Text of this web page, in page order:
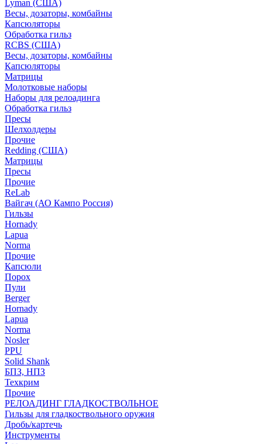
Lyman (США)
Весы, дозаторы, комбайны
Капсюляторы
Обработка гильз
RCBS (США)
Весы, дозаторы, комбайны
Капсюляторы
Матрицы
Молотковые наборы
Наборы для релоадинга
Обработка гильз
Пресы
Шелхолдеры
Прочие
Redding (США)
Матрицы
Пресы
Прочие
ReLab
Вайгач (АО Кампо Россия)
Гильзы
Hornady
Lapua
Norma
Прочие
Капсюли
Порох
Пули
Berger
Hornady
Lapua
Norma
Nosler
PPU
Solid Shank
БПЗ, НПЗ
Техкрим
Прочие
РЕЛОАДИНГ ГЛАДКОСТВОЛЬНОЕ
Гильзы для гладкоствольного оружия
Дробь/картечь
Инструменты